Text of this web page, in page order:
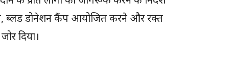
ब्लड डोनेशन कैंप आयोजित करने और रक्त
दिया।